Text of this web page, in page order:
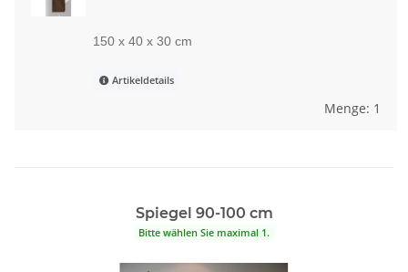
150 x 40 x 30 cm
Artikeldetails
Menge: 1
Spiegel 90-100 cm
Bitte wählen Sie maximal 1.